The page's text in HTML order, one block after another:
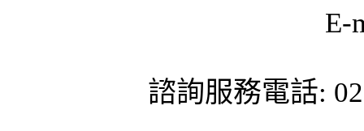
E-
諮詢服務電話: